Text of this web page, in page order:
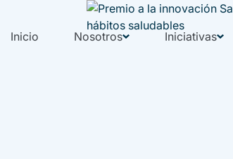
Inicio Nosotros Iniciativas